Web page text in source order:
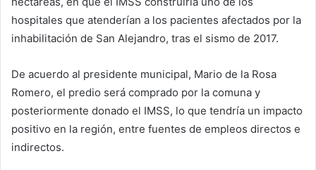
hospitales que atenderían a los pacientes afectados por la
inhabilitación de San Alejandro, tras el sismo de 2017.
De acuerdo al presidente municipal, Mario de la Rosa
Romero, el predio será comprado por la comuna y
posteriormente donado el IMSS, lo que tendría un impacto
positivo en la región, entre fuentes de empleos directos e
indirectos.